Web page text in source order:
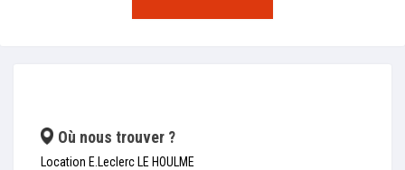
Où nous trouver ?
Location E.Leclerc LE HOULME